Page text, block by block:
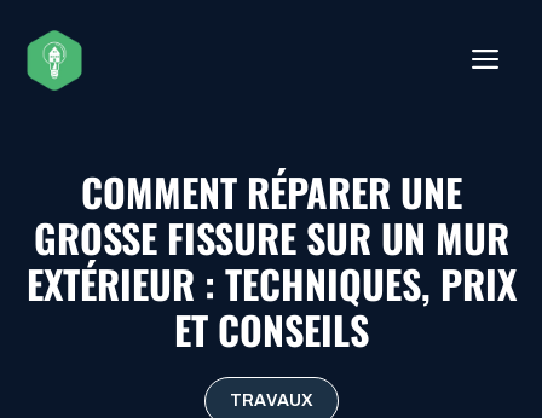
contenu
COMMENT RÉPARER UNE
GROSSE FISSURE SUR UN MUR
EXTÉRIEUR : TECHNIQUES, PRIX
ET CONSEILS
TRAVAUX